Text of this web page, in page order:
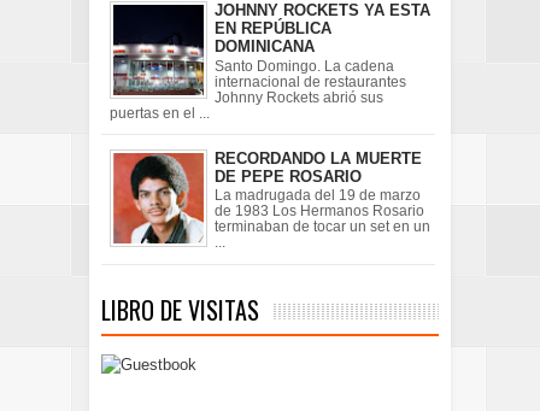
JOHNNY ROCKETS YA ESTA
EN REPÚBLICA
DOMINICANA
Santo Domingo. La cadena
internacional de restaurantes
Johnny Rockets abrió sus
puertas en el ...
RECORDANDO LA MUERTE
DE PEPE ROSARIO
La madrugada del 19 de marzo
de 1983 Los Hermanos Rosario
terminaban de tocar un set en un
...
LIBRO DE VISITAS